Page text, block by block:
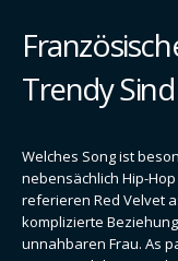
Trendy Sind
Welches Song ist
nebensächlich Hip-
referieren Red Velvet
komplizierte
unnahbaren Frau. As